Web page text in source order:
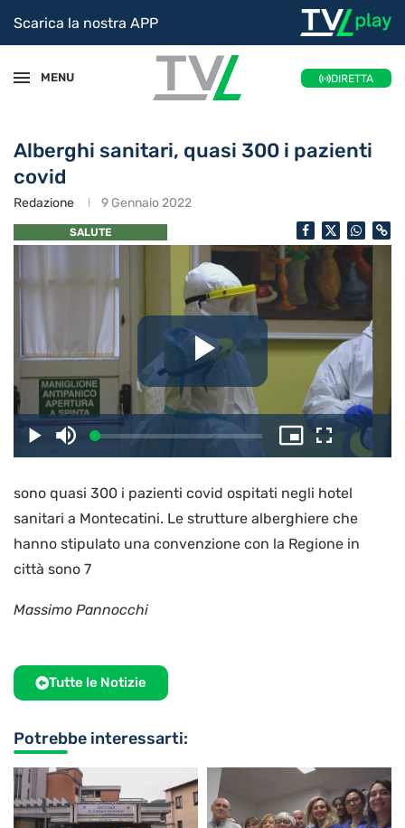
Scarica la nostra APP
MENU DIRETTA
Alberghi sanitari, quasi 300 i pazienti
covid
Redazione 9 Gennaio 2022
SALUTE
il
video
PlayDisattiva
l’audio
Caricato:
2.99%
Picture-
in-
Schermo
intero
sono quasi 300 i pazienti covid ospitati negli hotel
sanitari a Montecatini. Le strutture alberghiere che
hanno stipulato una convenzione con la Regione in
città sono 7
Massimo Pannocchi
Tutte le Notizie
Potrebbe interessarti: